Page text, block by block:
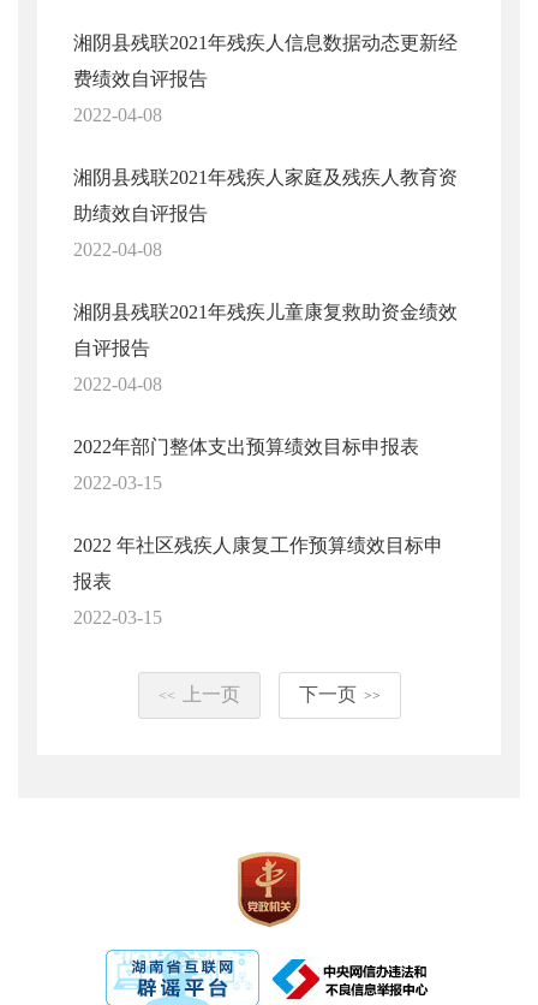
湘阴县残联2021年残疾人信息数据动态更新经
费绩效自评报告
2022-04-08
湘阴县残联2021年残疾人家庭及残疾人教育资
助绩效自评报告
2022-04-08
湘阴县残联2021年残疾儿童康复救助资金绩效
自评报告
2022-04-08
2022年部门整体支出预算绩效目标申报表
2022-03-15
2022 年社区残疾人康复工作预算绩效目标申
报表
2022-03-15
<< 上一页 下一页 >>